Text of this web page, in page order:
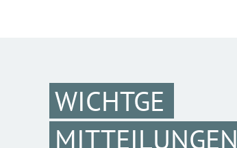
WICHTGE
MITTEILUNGEN